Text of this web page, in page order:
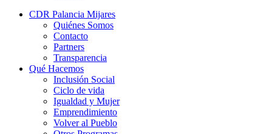
CDR Palancia Mijares
Quiénes Somos
Contacto
Partners
Transparencia
Qué Hacemos
Inclusión Social
Ciclo de vida
Igualdad y Mujer
Emprendimiento
Volver al Pueblo